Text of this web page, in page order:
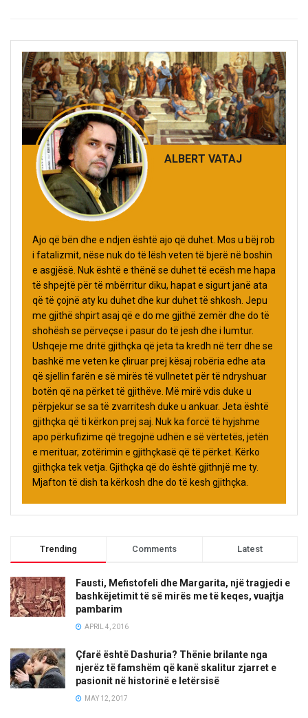
ALBERT VATAJ
Ajo që bën dhe e ndjen është ajo që duhet. Mos u bëj rob
i fatalizmit, nëse nuk do të lësh veten të bjerë në boshin
e asgjësë. Nuk është e thënë se duhet të ecësh me hapa
të shpejtë për të mbërritur diku, hapat e sigurt janë ata
që të çojnë aty ku duhet dhe kur duhet të shkosh. Jepu
me gjithë shpirt asaj që e do me gjithë zemër dhe do të
shohësh se përveçse i pasur do të jesh dhe i lumtur.
Ushqeje me dritë gjithçka që jeta ta kredh në terr dhe se
bashkë me veten ke çliruar prej kësaj robëria edhe ata
që sjellin farën e së mirës të vullnetet për të ndryshuar
botën që na përket të gjithëve. Më mirë vdis duke u
përpjekur se sa të zvarritesh duke u ankuar. Jeta është
gjithçka që ti kërkon prej saj. Nuk ka forcë të hyjshme
apo përkufizime që tregojnë udhën e së vërtetës, jetën
e merituar, zotërimin e gjithçkasë që të përket. Kërko
gjithçka tek vetja. Gjithçka që do është gjithnjë me ty.
Mjafton të dish ta kërkosh dhe do të kesh gjithçka.
Trending Comments Latest
Fausti, Mefistofeli dhe Margarita, një tragjedi e
bashkëjetimit të së mirës me të keqes, vuajtja
pambarim
APRIL 4, 2016
Çfarë është Dashuria? Thënie brilante nga
njerëz të famshëm që kanë skalitur zjarret e
pasionit në historinë e letërsisë
MAY 12, 2017